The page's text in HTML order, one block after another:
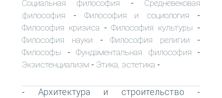
Социальная философия - Средневековая
философия - Философия и социология -
Философия кризиса -Философия культуры -
Философия науки -Философия религии -
Философы - Фундаментальная философия -
Экзистенциализм - Этика, эстетика -
- Архитектура и строительство -